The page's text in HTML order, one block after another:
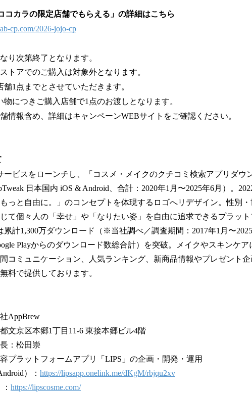
コカラの限定店舗でもらえる」の詳細はこちら
cp.com/2026-jojo-cp
り次第終了となります。
トアでのご購入は対象外となります。
1点までとさせていただきます。
につきご購入店舗で1点のお渡しとなります。
情報含め、詳細はキャンペーンWEBサイトをご確認ください。
ービスをローンチし、「コスメ・メイクのクチコミ検索アプリダウ
日本国内 iOS & Android、合計：2020年1月〜2025年6月）。
っと自由に。」のコンセプトを体現するロゴへリデザイン。性別
て個々人の「幸せ」や「なりたい姿」を自由に追求できるプラッ
累計1,300万ダウンロード（※当社調べ／調査期間：2017年1月〜
Playからのダウンロード数総合計）を突破。メイクやスキンケア
コミュニケーション、人気ランキング、新商品情報やプレゼント
料で提供しております。
AppBrew
文京区本郷1丁目11-6 東接本郷ビル4階
：松田崇
プラットフォームアプリ「LIPS」の企画・開発・運用
）： https://lipsapp.onelink.me/dKgM/rbjqu2xv
https://lipscosme.com/